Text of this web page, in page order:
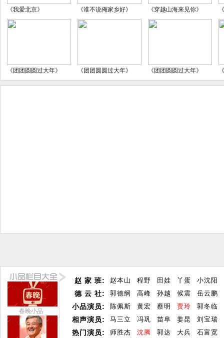
《我爱北京》 《谁不说俺家乡好》 《穿越山海来见你》
《团团圆圆过大年》 《团团圆圆过大年》 《团团圆圆过大年》
春晚小品
赵 家 班:
德 云 社:
小品演员:
相声演员:
热门演员:
赵本山 程野 田娃 丫蛋
小沈阳
郭德纲
高峰 孙越 候震
岳云鹏
陈佩斯
黄宏 蔡明 贾玲
郭冬临
马三立
冯巩 苗阜 姜昆
刘宝瑞
师胜杰
沈腾 郭达 大兵 石富宽